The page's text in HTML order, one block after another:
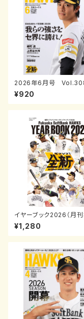
2026年6月号
¥920
イヤーブック2026（月
ス2026年4月号増刊）
¥1,280